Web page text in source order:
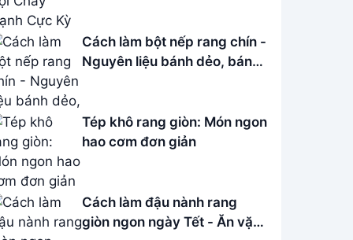
Cách làm bột nếp rang chín -
Nguyên liệu bánh dẻo, bánh
Tép khô rang giòn: Món ngon
hao cơm đơn giản
Cách làm đậu nành rang
giòn ngon ngày Tết - Ăn vặt